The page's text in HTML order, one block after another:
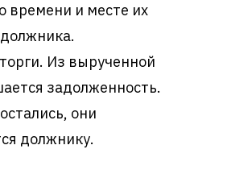
времени и месте их
Из вырученной
задолженность.
они
должнику.